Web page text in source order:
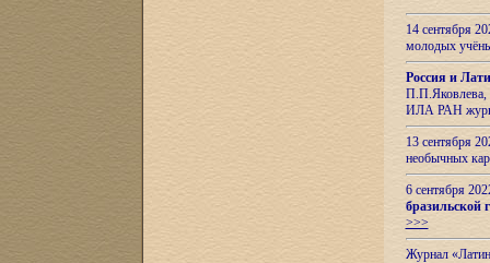
14 сентября
молодых
Россия и
П.П.Яковлева,
ИЛА РАН
13 сентября
необычных
6 сентября
бразильской
>>>
Журнал